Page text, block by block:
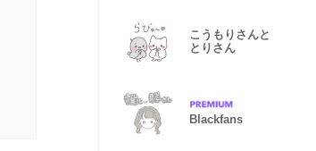
こうもりさんと
とりさん
Blackfans